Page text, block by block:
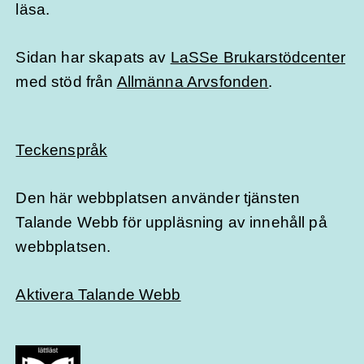
läsa.
Sidan har skapats av LaSSe Brukarstödcenter
med stöd från Allmänna Arvsfonden.
Teckenspråk
Den här webbplatsen använder tjänsten
Talande Webb för uppläsning av innehåll på
webbplatsen.
Aktivera Talande Webb